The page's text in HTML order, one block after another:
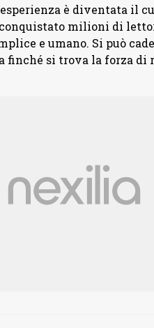
è diventata il
milioni di
e umano. Si può
finché si trova la forza